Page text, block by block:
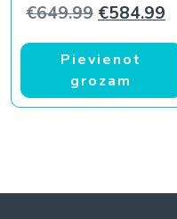
€649.99 Original
€584.99
Pievienot
grozam